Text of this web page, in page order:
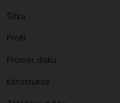
Šířka
Profil
Průměr disku
Konstrukce